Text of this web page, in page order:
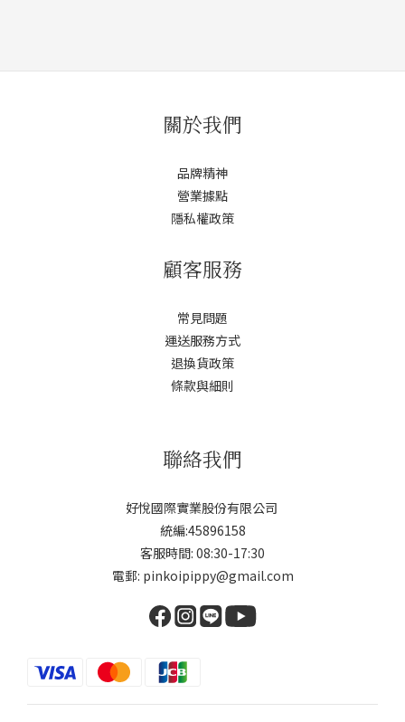
關於我們
品牌精神
營業據點
隱私權政策
顧客服務
常見問題
運送服務方式
退換貨政策
條款與細則
聯絡我們
好悅國際實業股份有限公司
統編:45896158
客服時間: 08:30-17:30
電郵: pinkoipippy@gmail.com